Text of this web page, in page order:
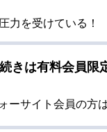
力を受けている！
きは有料会員限
ーサイト会員の方